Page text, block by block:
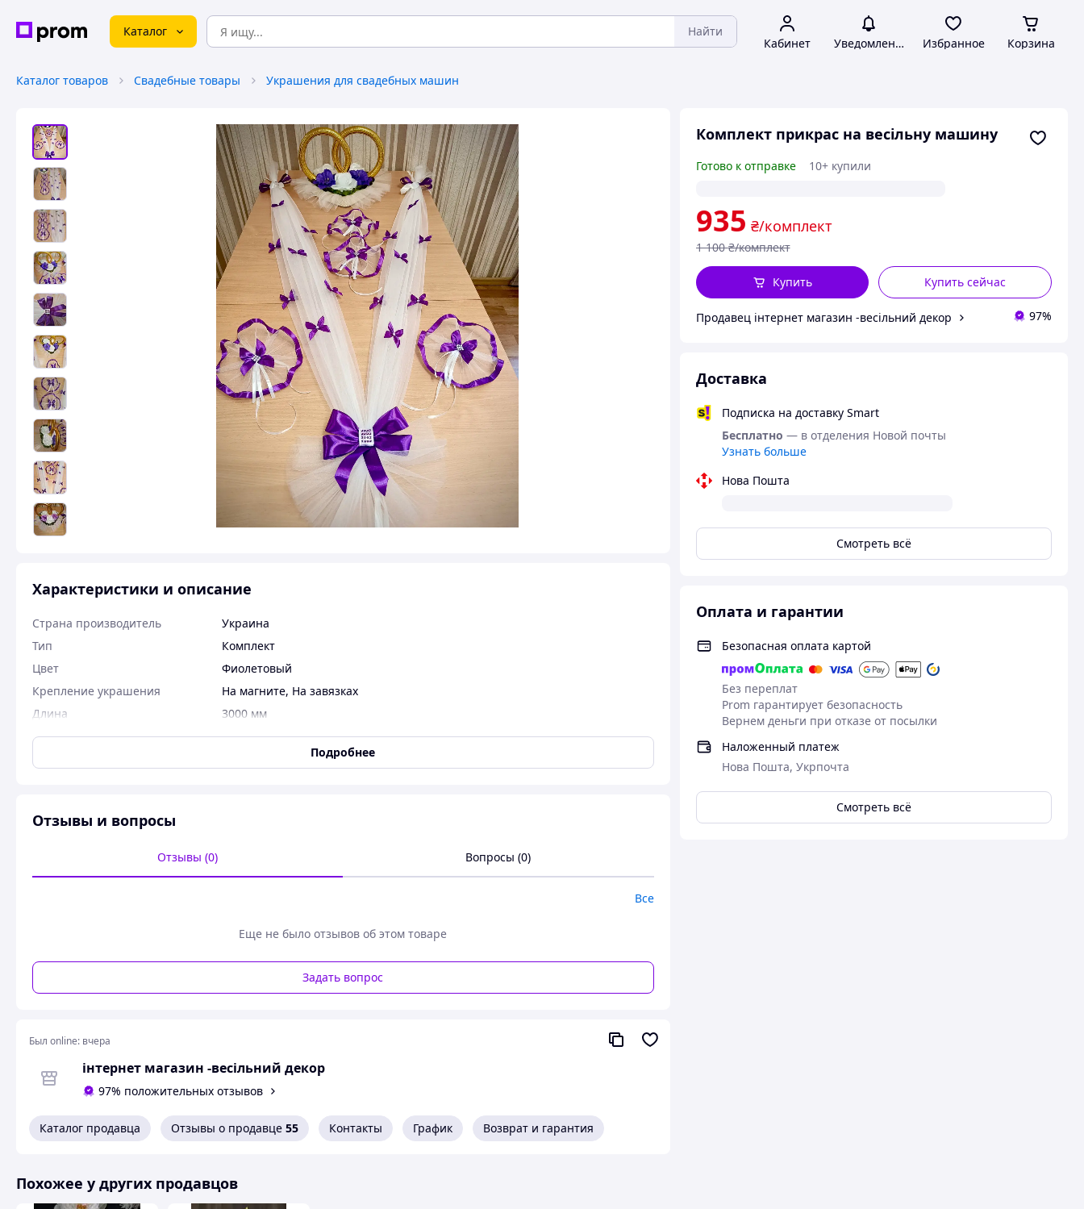
Каталог Найти
Кабинет Уведомления Избранное Корзина
Каталог товаров Свадебные товары Украшения для свадебных машин
Комплект прикрас на весільну машину
Готово к отправке 10+ купили
935 ₴/комплект
1 100 ₴/комплект
Купить сейчас
Купить
Продавец інтернет магазин -весільний декор 97%
Доставка
Подписка на доставку Smart
Бесплатно — в отделения Новой почты
Узнать больше
Нова Пошта
Смотреть всё
Оплата и гарантии
Безопасная оплата картой
Без переплат
Prom гарантирует безопасность
Вернем деньги при отказе от посылки
Наложенный платеж
Нова Пошта, Укрпочта
Смотреть всё
Характеристики и описание
Страна производитель
Украина
Тип
Комплект
Цвет
Фиолетовый
Крепление украшения
На магните, На завязках
Длина
3000 мм
Ширина
500 мм
Похожие товары по характеристикам
Подробнее
Отзывы и вопросы
Отзывы (0) Вопросы (0)
Все
Еще не было отзывов об этом товаре
Задать вопрос
Был online: вчера
інтернет магазин -весільний декор
97% положительных отзывов
Каталог продавца Отзывы о продавце 55 Контакты График Возврат и гарантия
Похожее у других продавцов